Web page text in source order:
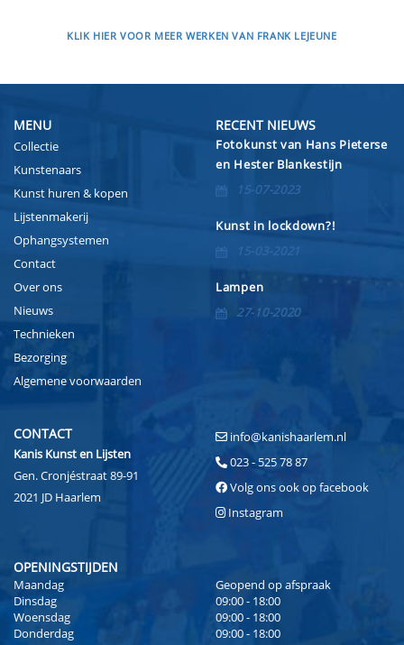
KLIK HIER VOOR MEER WERKEN VAN FRANK LEJEUNE
MENU
Collectie
Kunstenaars
Kunst huren & kopen
Lijstenmakerij
Ophangsystemen
Contact
Over ons
Nieuws
Technieken
Bezorging
Algemene voorwaarden
RECENT NIEUWS
Fotokunst van Hans Pieterse
en Hester Blankestijn
15-07-2023
Kunst in lockdown?!
15-03-2021
Lampen
27-10-2020
CONTACT
Kanis Kunst en Lijsten
Gen. Cronjéstraat 89-91
2021 JD Haarlem
info@kanishaarlem.nl
023 - 525 78 87
Volg ons ook op facebook
Instagram
OPENINGSTIJDEN
Maandag
Geopend op afspraak
Dinsdag
09:00 - 18:00
Woensdag
09:00 - 18:00
Donderdag
09:00 - 18:00